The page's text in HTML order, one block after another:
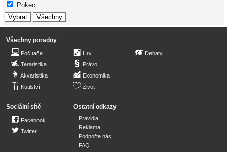
Pokec
Všechny poradny
Počítače
Teraristika
Akvaristika
Kutilství
Hry
Právo
Ekonomika
Život
Debaty
Sociální sítě
Facebook
Twitter
Ostatní odkazy
Pravidla
Reklama
Podpořte nás
FAQ